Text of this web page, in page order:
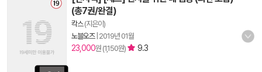
(총7권/완결)
칵스(지은이)
노블오즈| 2019년 01월
23,000원 (1,150원) 9.3